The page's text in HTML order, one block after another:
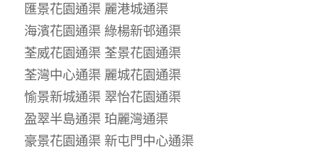
匯景花園通渠 麗港城通渠
海濱花園通渠 綠楊新邨通渠
荃威花園通渠 荃景花園通渠
荃灣中心通渠 麗城花園通渠
愉景新城通渠 翠怡花園通渠
盈翠半島通渠 珀麗灣通渠
豪景花園通渠 新屯門中心通渠